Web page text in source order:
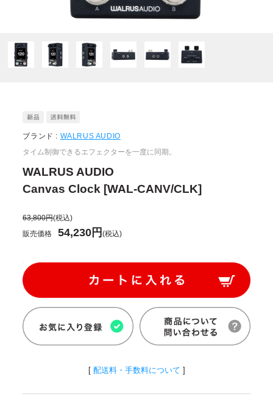
ブランド : WALRUS AUDIO
タイム制御できるエフェクターを一度に同期。
WALRUS AUDIO
Canvas Clock [WAL-CANV/CLK]
63,800円(税込)
販売価格
54,230円(税込)
[ 配送料・手数料について ]